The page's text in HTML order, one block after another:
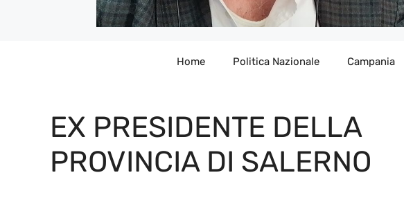
Home Politica Nazionale Campania
EX PRESIDENTE DELLA
PROVINCIA DI SALERNO